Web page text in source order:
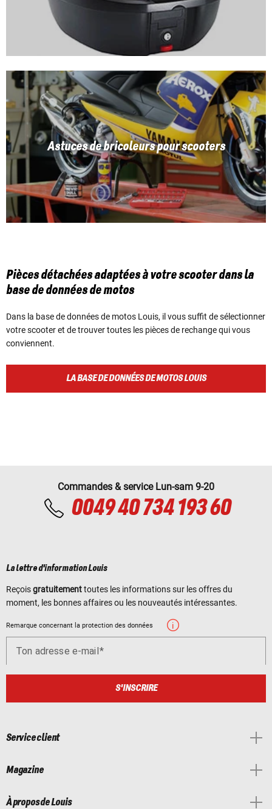
Astuces de bricoleurs pour scooters
Pièces détachées adaptées à votre scooter dans la
base de données de motos
Dans la base de données de motos Louis, il vous suffit de sélectionner
votre scooter et de trouver toutes les pièces de rechange qui vous
conviennent.
LA BASE DE DONNÉES DE MOTOS LOUIS
Commandes & service Lun-sam 9-20
0049 40 734 193 60
La lettre d'information Louis
Reçoisgratuitementtoutes les informations sur les offres du
moment, les bonnes affaires ou les nouveautés intéressantes.
Remarque concernant la protection des données
Ton adresse e-mail
S'INSCRIRE
Service client
Magazine
À propos de Louis